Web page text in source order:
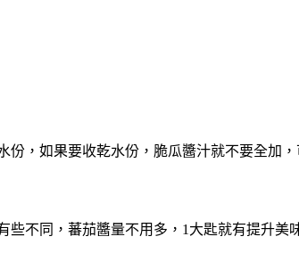
，如果要收乾水份，脆瓜醬汁就不要全加
不同，蕃茄醬量不用多，1大匙就有提升美